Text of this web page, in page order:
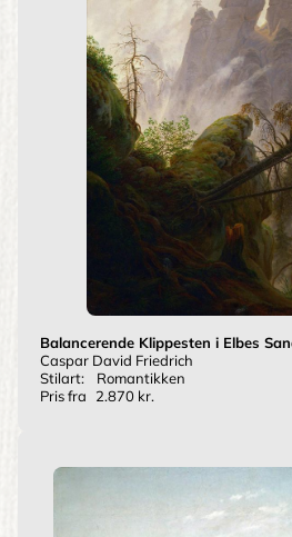
Balancerende Klippesten i Elbes
Caspar David Friedrich
Stilart:
Romantikken
Pris fra
2.870 kr.